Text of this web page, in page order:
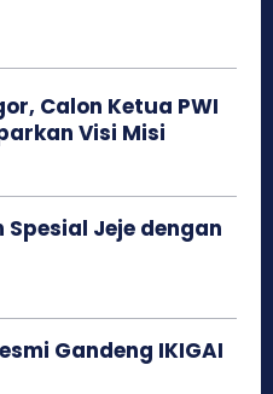
Calon Ketua PWI
Visi Misi
Jeje dengan
Gandeng IKIGAI